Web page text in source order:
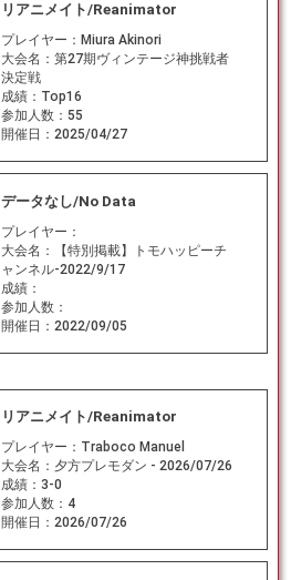
リアニメイト/Reanimator
プレイヤー： Miura Akinori
大会名： 第27期ヴィンテージ神挑戦者
決定戦
成績： Top16
参加人数： 55
開催日： 2025/04/27
データなし/No Data
プレイヤー：
大会名：
【特別掲載】トモハッピーチ
ャンネル-2022/9/17
成績：
参加人数：
開催日： 2022/09/05
リアニメイト/Reanimator
プレイヤー： Traboco Manuel
大会名： 夕方プレモダン - 2026/07/26
成績： 3-0
参加人数： 4
開催日： 2026/07/26